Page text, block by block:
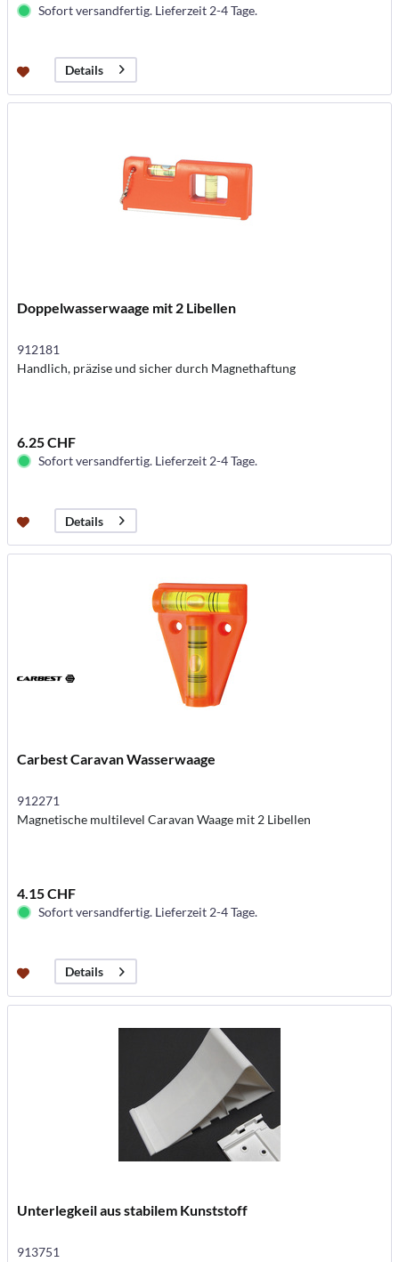
Sofort versandfertig. Lieferzeit 2-4 Tage.
Details
Doppelwasserwaage mit 2 Libellen
912181
Handlich, präzise und sicher durch Magnethaftung
6.25 CHF
Sofort versandfertig. Lieferzeit 2-4 Tage.
Details
Carbest Caravan Wasserwaage
912271
Magnetische multilevel Caravan Waage mit 2 Libellen
4.15 CHF
Sofort versandfertig. Lieferzeit 2-4 Tage.
Details
Unterlegkeil aus stabilem Kunststoff
913751